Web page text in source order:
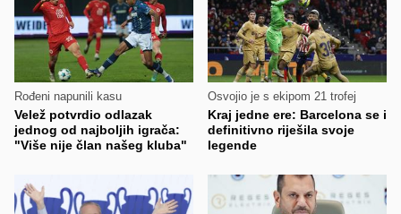
Rođeni napunili kasu
Velež potvrdio odlazak
jednog od najboljih igrača:
"Više nije član našeg kluba"
Osvojio je s ekipom 21 trofej
Kraj jedne ere: Barcelona se i
definitivno riješila svoje
legende